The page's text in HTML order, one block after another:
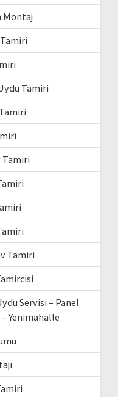
Montaj
Tamiri
Tamiri
Tamiri
Servisi – Panel
Yenimahalle